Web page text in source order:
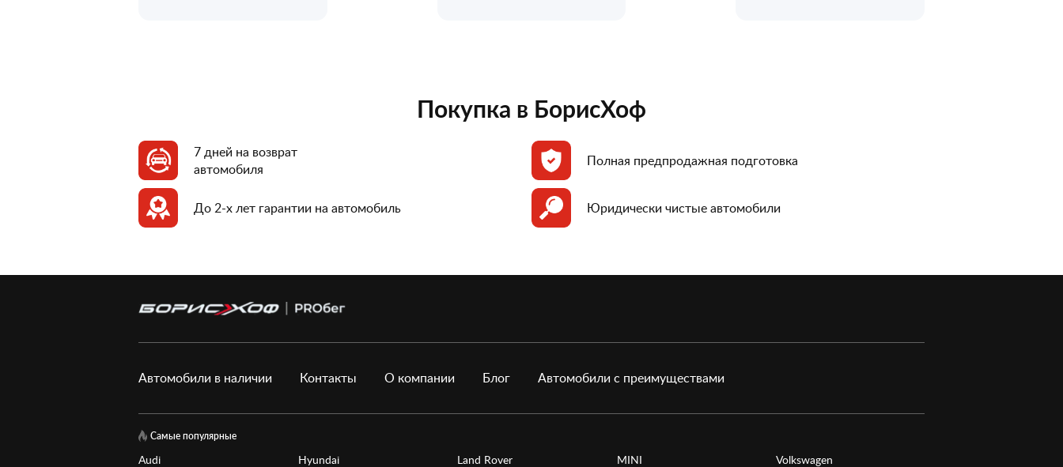
Покупка в БорисХоф
7 дней на возврат
автомобиля
Полная предпродажная подготовка
До 2-х лет гарантии на автомобиль Юридически чистые автомобили
Автомобили в наличии Контакты О компании Блог Автомобили с преимуществами
Самые популярные
Audi Hyundai Land Rover MINI Volkswagen